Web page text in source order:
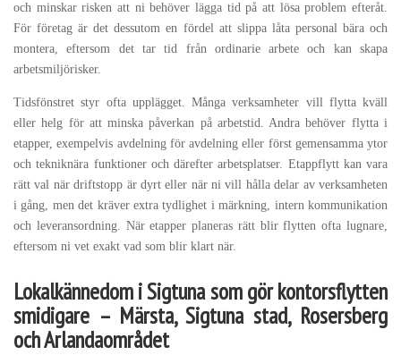
och minskar risken att ni behöver lägga tid på att lösa problem efteråt.
För företag är det dessutom en fördel att slippa låta personal bära och
montera, eftersom det tar tid från ordinarie arbete och kan skapa
arbetsmiljörisker.
Tidsfönstret styr ofta upplägget. Många verksamheter vill flytta kväll
eller helg för att minska påverkan på arbetstid. Andra behöver flytta i
etapper, exempelvis avdelning för avdelning eller först gemensamma ytor
och tekniknära funktioner och därefter arbetsplatser. Etappflytt kan vara
rätt val när driftstopp är dyrt eller när ni vill hålla delar av verksamheten
i gång, men det kräver extra tydlighet i märkning, intern kommunikation
och leveransordning. När etapper planeras rätt blir flytten ofta lugnare,
eftersom ni vet exakt vad som blir klart när.
Lokalkännedom i Sigtuna som gör kontorsflytten
smidigare – Märsta, Sigtuna stad, Rosersberg
och Arlandaområdet